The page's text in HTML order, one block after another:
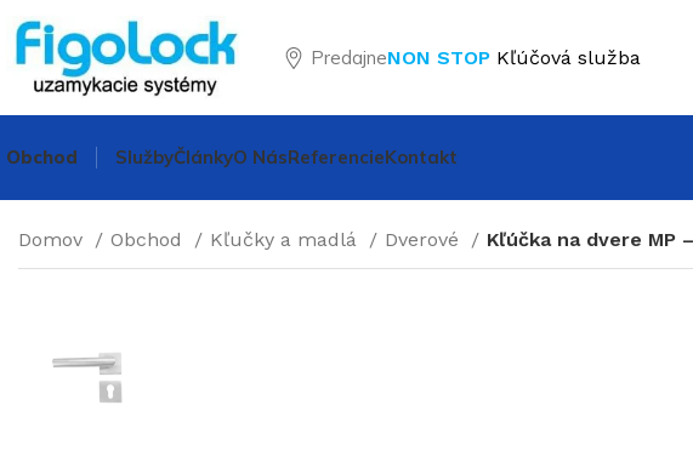
PredajneNON STOP Kľúčová služba
Obchod SlužbyČlánkyO NásReferencieKontakt
Domov Obchod Kľučky a madlá Dverové Kľúčka na dvere MP